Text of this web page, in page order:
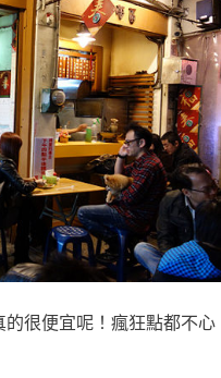
很便宜呢！瘋狂點都不心